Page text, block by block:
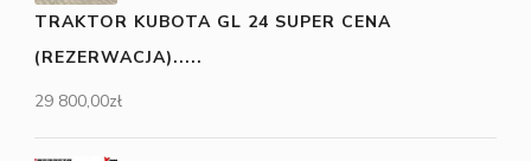
TRAKTOR KUBOTA GL 24 SUPER CENA
(REZERWACJA).....
29 800,00zł